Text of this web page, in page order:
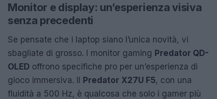
Monitor e display: un’esperienza visiva
senza precedenti
Se pensate che i laptop siano l’unica novità, vi
sbagliate di grosso. I monitor gaming Predator QD-
OLED offrono specifiche pro per un’esperienza di
gioco immersiva. Il Predator X27U F5, con una
fluidità a 500 Hz, è qualcosa che solo i gamer più